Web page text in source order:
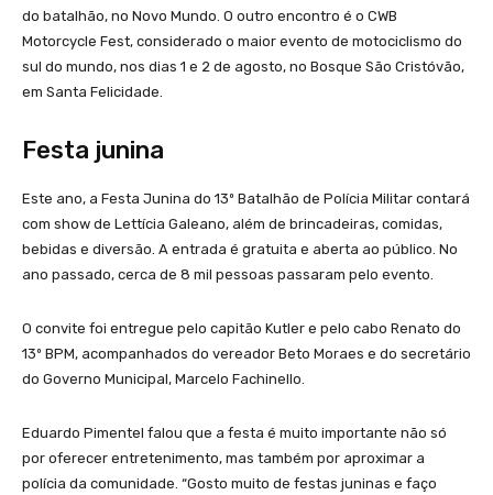
do batalhão, no Novo Mundo. O outro encontro é o CWB
Motorcycle Fest, considerado o maior evento de motociclismo do
sul do mundo, nos dias 1 e 2 de agosto, no Bosque São Cristóvão,
em Santa Felicidade.
Festa junina
Este ano, a Festa Junina do 13º Batalhão de Polícia Militar contará
com show de Lettícia Galeano, além de brincadeiras, comidas,
bebidas e diversão. A entrada é gratuita e aberta ao público. No
ano passado, cerca de 8 mil pessoas passaram pelo evento.
O convite foi entregue pelo capitão Kutler e pelo cabo Renato do
13º BPM, acompanhados do vereador Beto Moraes e do secretário
do Governo Municipal, Marcelo Fachinello.
Eduardo Pimentel falou que a festa é muito importante não só
por oferecer entretenimento, mas também por aproximar a
polícia da comunidade. “Gosto muito de festas juninas e faço